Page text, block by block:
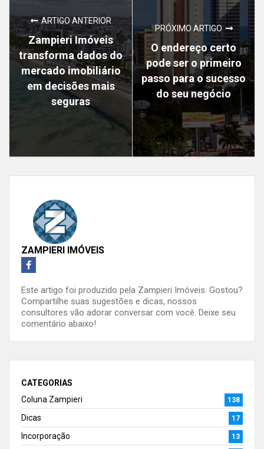
ARTIGO ANTERIOR
Zampieri Imóveis
transforma dados do
mercado imobiliário
em decisões mais
seguras
PRÓXIMO ARTIGO
O endereço certo
pode ser o primeiro
passo para o sucesso
do seu negócio
ZAMPIERI IMÓVEIS
Este artigo foi produzido pela Zampieri Imóveis. Gostou?
Compartilhe suas sugestões e dicas, nossos
consultores vão adorar conversar com você. Deixe seu
comentário abaixo!
CATEGORIAS
Coluna Zampieri
138
Dicas 17
Incorporação 13